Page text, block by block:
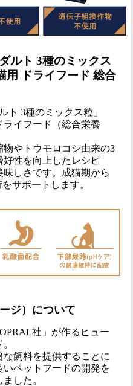
ルト 3種のミックス
用 ドライフード 総合
ト 3種のミックス粒」
ライフード（総合栄養
やトウモロコシ由来の3
性を向上したレシピ
しさです。成猫期から
サポートします。
ジ）について
社」が作るヒュー
飼料を提供することに
ペットフードの開発を
した。